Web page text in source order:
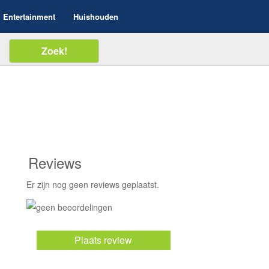
Entertainment Huishouden
Reviews
Er zijn nog geen reviews geplaatst.
Plaats review